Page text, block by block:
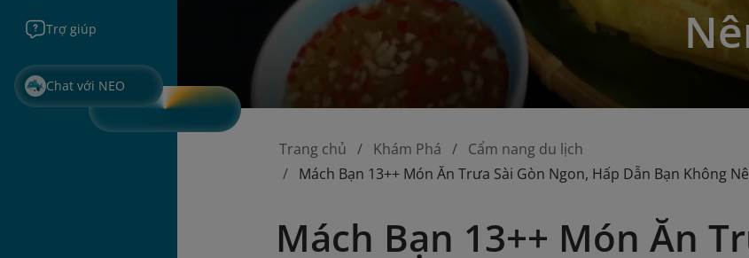
Trợ giúp
Chat với NEO
Trang chủ Khám Phá
Cẩm nang du lịch
Mách Bạn 13++ Món Ăn Trưa Sài Gòn Ngon, Hấp Dẫn Bạn Không
Mách Bạn 13++ Món Ăn